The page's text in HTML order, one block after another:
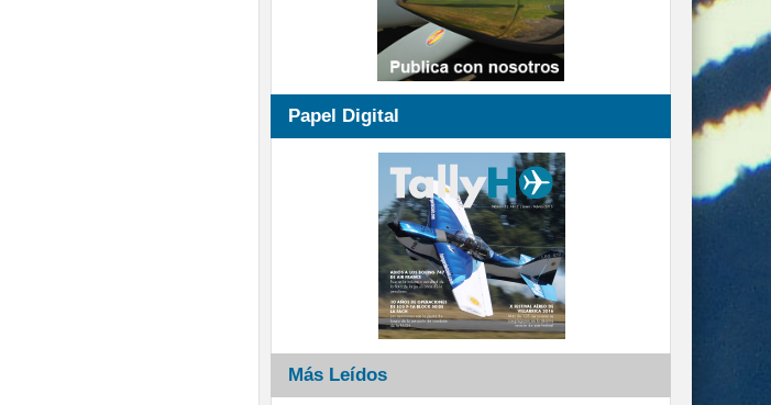
Papel Digital
Más Leídos